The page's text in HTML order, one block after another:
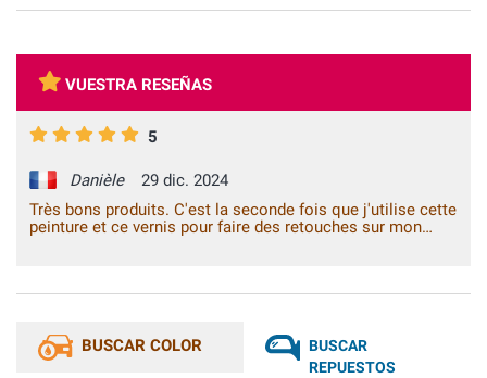
VUESTRA RESEÑAS
5
Danièle
29 dic. 2024
Très bons produits. C'est la seconde fois que j'utilise cette
peinture et ce vernis pour faire des retouches sur mon
BUSCAR COLOR
BUSCAR
REPUESTOS